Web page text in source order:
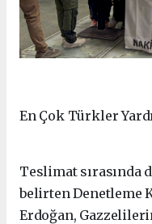
En Çok Türkler
Teslimat sırasında
belirten Denetleme
Erdoğan,